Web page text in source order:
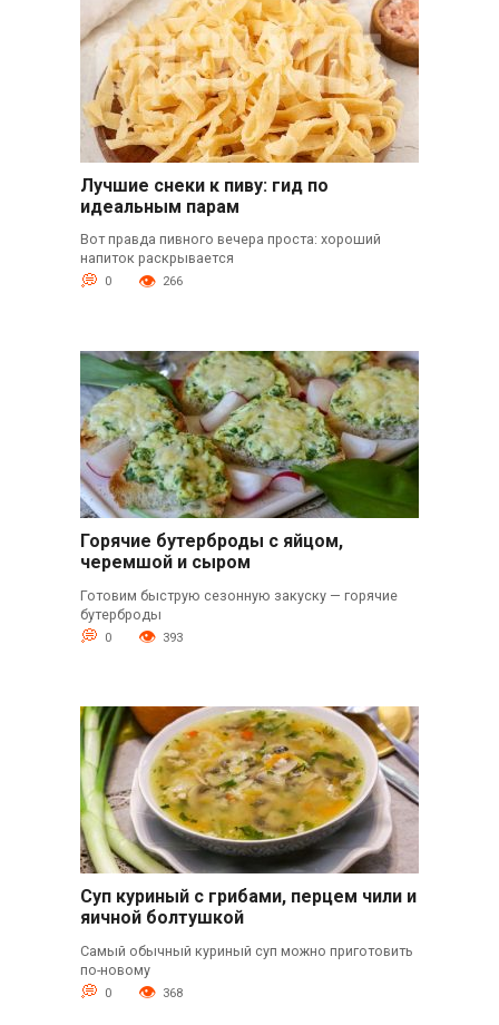
Лучшие снеки к пиву: гид по
идеальным парам
Вот правда пивного вечера проста: хороший
напиток раскрывается
0 266
Горячие бутерброды с яйцом,
черемшой и сыром
Готовим быструю сезонную закуску — горячие
бутерброды
0 393
Суп куриный с грибами, перцем чили и
яичной болтушкой
Самый обычный куриный суп можно приготовить
по-новому
0 368